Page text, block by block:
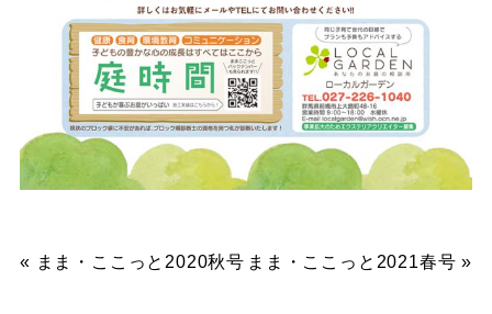
« まま・ここっと2020秋号 まま・ここっと2021春号 »